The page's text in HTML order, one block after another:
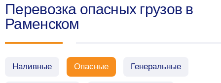
Перевозка опасных грузов в
Раменском
Наливные Опасные Генеральные